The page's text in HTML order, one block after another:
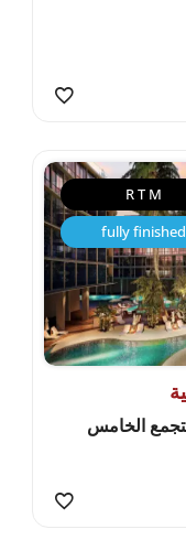
R T M
fully finished